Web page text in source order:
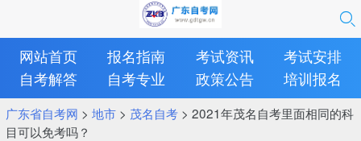
网站首页 报名指南 考试资讯
考试安排
自考解答
自考专业 政策公告 培训报名
广东省自考网 > 地市> 茂名自考> 2021年茂名自考里面相同的科
目可以免考吗？